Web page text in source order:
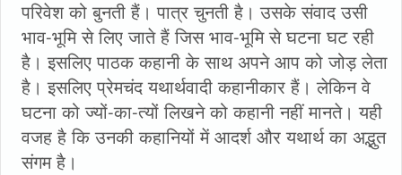
परिवेश को बुनती हैं। पात्र चुनती है। उसके संवाद उसी
भाव-भूमि से लिए जाते हैं जिस भाव-भूमि से घटना घट रही
है। इसलिए पाठक कहानी के साथ अपने आप को जोड़ लेता
है। इसलिए प्रेमचंद यथार्थवादी कहानीकार हैं। लेकिन वे
घटना को ज्यों-का-त्यों लिखने को कहानी नहीं मानते। यही
वजह है कि उनकी कहानियों में आदर्श और यथार्थ का अद्भुत
संगम है।